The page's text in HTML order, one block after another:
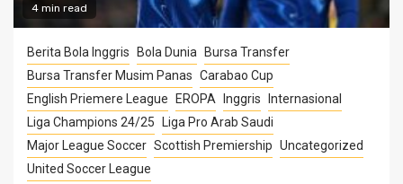
4 min read
Berita Bola Inggris Bola Dunia
Bursa Transfer
Bursa Transfer Musim Panas Carabao Cup
English Priemere League
EROPA Inggris
Internasional
Liga Champions 24/25
Liga Pro Arab Saudi
Major League Soccer Scottish Premiership Uncategorized
United Soccer League